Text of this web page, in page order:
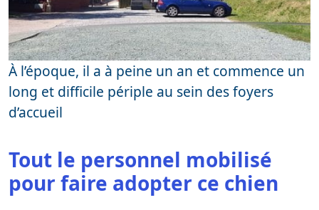
À l’époque, il a à peine un an et commence un
long et difficile périple au sein des foyers
d’accueil
Tout le personnel mobilisé
pour faire adopter ce chien